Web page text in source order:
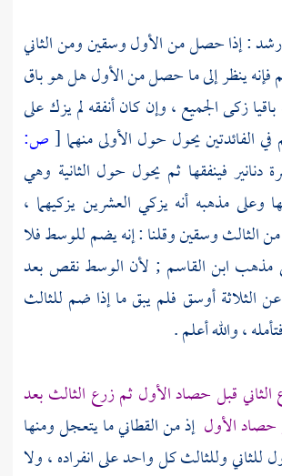
: إذا حصل من الأول وسقين ومن الثاني
فإنه ينظر إلى ما حصل من الأول هل هو باق
زكى الجميع ، وإن كان أنفقه لم يزك على
في الفائدتين يحول حول الأولى منهما [ص:
فينفقها ثم يحول حول الثانية وهي
وعلى مذهبه أنه يزكي العشرين يزكيهما ،
وسقين وقلنا : إنه يضم للوسط فلا
مذهب ابن القاسم ; لأن الوسط نقص بعد
الثلاثة أوسق فلم يبق ما إذا ضم للثالث
، والله أعلم .
قبل حصاد الأول ثم زرع الثالث بعد
حصاد الأول إذ من القطاني ما يتعجل ومنها
للثاني وللثالث كل واحد على انفراده ، ولا